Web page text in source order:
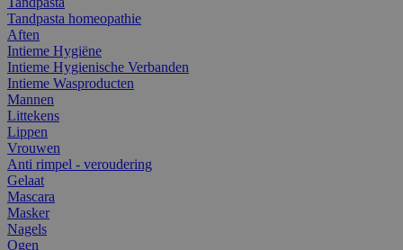
Tandpasta homeopathie
Aften
Intieme Hygiëne
Intieme Hygienische Verbanden
Intieme Wasproducten
Mannen
Littekens
Lippen
Vrouwen
Anti rimpel - veroudering
Gelaat
Mascara
Masker
Nagels
Ogen